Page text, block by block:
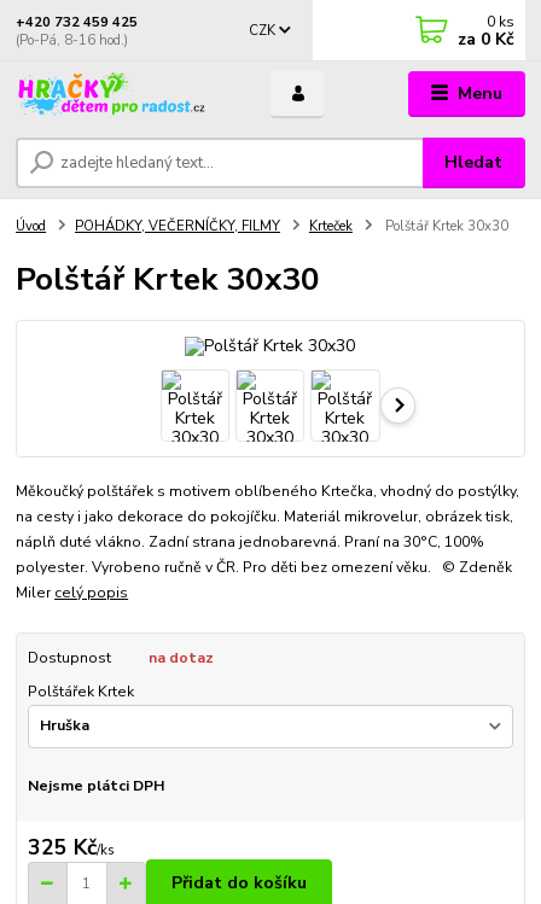
Menu
CZK
Hledat
+420 732 459 425
(Po-Pá, 8-16 hod.)
0 ks
za 0 Kč
Úvod POHÁDKY, VEČERNÍČKY, FILMY Krteček Polštář Krtek 30x30
Polštář Krtek 30x30
Měkoučký polštářek s motivem oblíbeného Krtečka, vhodný do postýlky,
na cesty i jako dekorace do pokojíčku. Materiál mikrovelur, obrázek tisk,
náplň duté vlákno. Zadní strana jednobarevná. Praní na 30°C, 100%
polyester. Vyrobeno ručně v ČR. Pro děti bez omezení věku. © Zdeněk
Milercelý popis
Dostupnost
na dotaz
Polštářek Krtek
Nejsme plátci DPH
325 Kč/ks
Přidat do košíku